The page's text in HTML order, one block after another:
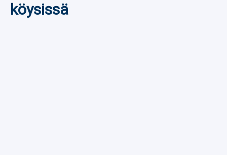
Talviurheilu
köysissä